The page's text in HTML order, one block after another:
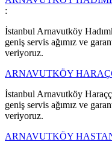
:
İstanbul Arnavutköy
geniş servis ağımız ve
veriyoruz.
ARNAVUTKÖY
İstanbul Arnavutköy
geniş servis ağımız ve
veriyoruz.
ARNAVUTKÖY